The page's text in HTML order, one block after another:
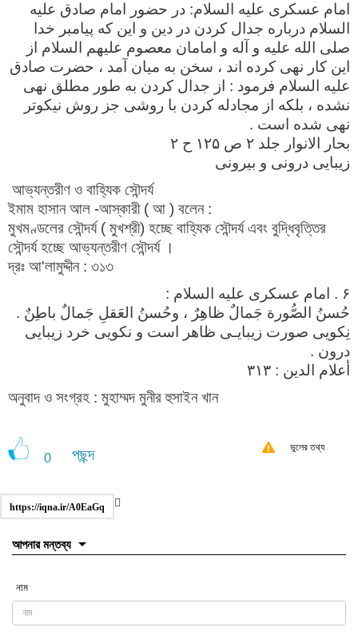
امام عسكرى عليه السلام: در حضور امام صادق عليه
السلام درباره جدال كردن در دين و اين كه پيامبر خدا
صلى الله عليه و آله و امامان معصوم عليهم السلام از
اين كار نهى كرده اند ، سخن به ميان آمد ، حضرت صادق
عليه السلام فرمود : از جدال كردن به طور مطلق نهى
نشده ، بلكه از مجادله كردن با روشى جز روش نيكوتر
نهى شده است .
بحار الانوار جلد ۲ ص ۱۲۵ ح ۲
زیبایی درونی و بیرونی
আভ্যন্তরীণ ও বাহ্যিক সৌন্দর্য
ইমাম হাসান আল -আস্কারী ( আ ) বলেন :
মুখমণ্ডলের সৌন্দর্য ( মুখশ্রী) হচ্ছে বাহ্যিক সৌন্দর্য এবং বুদ্ধিবৃত্তির
সৌন্দর্য হচ্ছে আভ্যন্তরীণ সৌন্দর্য ।
দ্রঃ আ'লামুদ্দীন : ৩১৩
۶ . امام عسكرى عليه السلام :
حُسنُ الصُّورة جَمالٌ ظاهِرٌ ، وحُسنُ العَقلِ جَمالٌ باطِنٌ .
نِكويى صورت زيبايـى ظاهر است و نكويى خرد زيبايى
درون .
أعلام الدين : ۳۱۳
অনুবাদ ও সংগ্রহ : মুহাম্মদ মুনীর হুসাইন খান
0 পছন্দ ভুলের তথ্য
https://iqna.ir/A0EaGq
আপনার মন্তব্য
নাম